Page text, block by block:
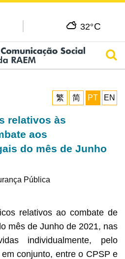
32°C
繁
简 PT EN
relativos às
aos
do mês de Junho
Pública
relativos ao combate de
mês de Junho de 2021, nas
individualmente, pelo
conjunto, entre o CPSP e